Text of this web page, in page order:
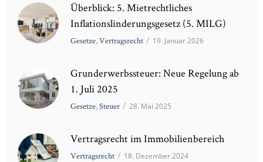
Überblick: 5. Mietrechtliches
Inflationslinderungsgesetz (5. MILG)
Gesetze,Vertragsrecht / 19. Januar 2026
Grunderwerbssteuer: Neue Regelung ab
1. Juli 2025
Gesetze,Steuer / 28. Mai 2025
Vertragsrecht im Immobilienbereich
Vertragsrecht / 18. Dezember 2024